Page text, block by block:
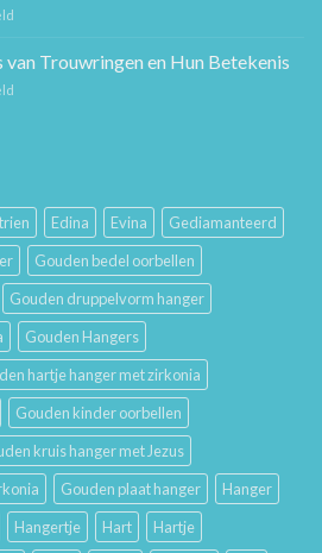
Hem
Verzorging:
van Trouwringen en Hun Betekenis
Hun
Betekenis
Edina Evina
Gediamanteerd
Gouden bedel oorbellen
Gouden druppelvorm hanger
Gouden Hangers
hartje hanger met zirkonia
Gouden kinder oorbellen
kruis hanger met Jezus
Gouden plaat hanger
Hanger
Hangertje Hart
Hartje